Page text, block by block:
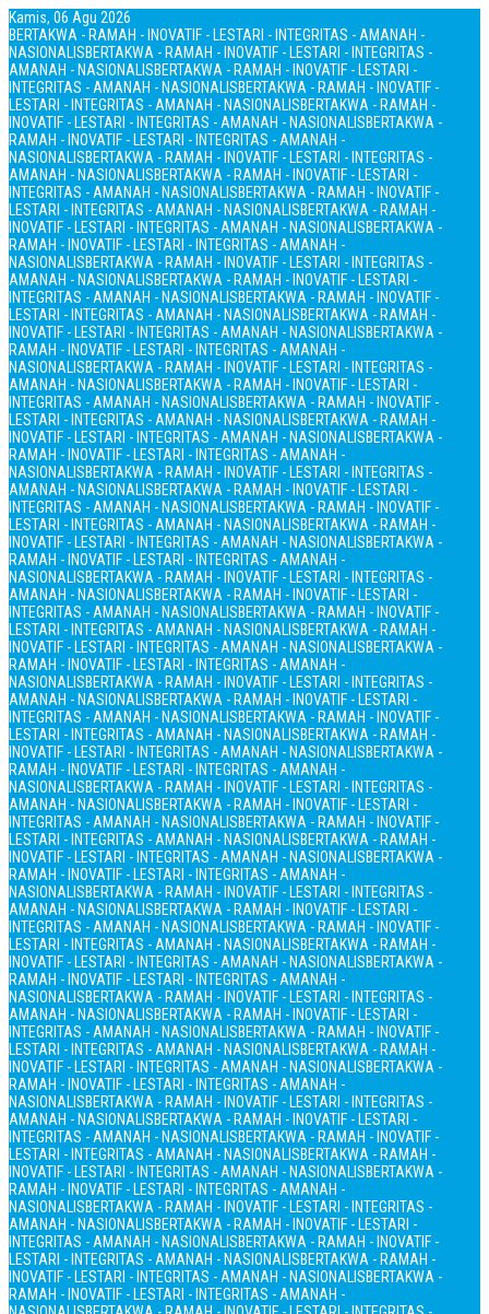
Kamis, 06 Agu 2026
BERTAKWA - RAMAH - INOVATIF - LESTARI - INTEGRITAS - AMANAH -
NASIONALISBERTAKWA - RAMAH - INOVATIF - LESTARI - INTEGRITAS -
AMANAH - NASIONALISBERTAKWA - RAMAH - INOVATIF - LESTARI -
INTEGRITAS - AMANAH - NASIONALISBERTAKWA - RAMAH - INOVATIF -
LESTARI - INTEGRITAS - AMANAH - NASIONALISBERTAKWA - RAMAH -
INOVATIF - LESTARI - INTEGRITAS - AMANAH - NASIONALISBERTAKWA -
RAMAH - INOVATIF - LESTARI - INTEGRITAS - AMANAH -
NASIONALISBERTAKWA - RAMAH - INOVATIF - LESTARI - INTEGRITAS -
AMANAH - NASIONALISBERTAKWA - RAMAH - INOVATIF - LESTARI -
INTEGRITAS - AMANAH - NASIONALISBERTAKWA - RAMAH - INOVATIF -
LESTARI - INTEGRITAS - AMANAH - NASIONALISBERTAKWA - RAMAH -
INOVATIF - LESTARI - INTEGRITAS - AMANAH - NASIONALISBERTAKWA -
RAMAH - INOVATIF - LESTARI - INTEGRITAS - AMANAH -
NASIONALISBERTAKWA - RAMAH - INOVATIF - LESTARI - INTEGRITAS -
AMANAH - NASIONALISBERTAKWA - RAMAH - INOVATIF - LESTARI -
INTEGRITAS - AMANAH - NASIONALISBERTAKWA - RAMAH - INOVATIF -
LESTARI - INTEGRITAS - AMANAH - NASIONALISBERTAKWA - RAMAH -
INOVATIF - LESTARI - INTEGRITAS - AMANAH - NASIONALISBERTAKWA -
RAMAH - INOVATIF - LESTARI - INTEGRITAS - AMANAH -
NASIONALISBERTAKWA - RAMAH - INOVATIF - LESTARI - INTEGRITAS -
AMANAH - NASIONALISBERTAKWA - RAMAH - INOVATIF - LESTARI -
INTEGRITAS - AMANAH - NASIONALISBERTAKWA - RAMAH - INOVATIF -
LESTARI - INTEGRITAS - AMANAH - NASIONALISBERTAKWA - RAMAH -
INOVATIF - LESTARI - INTEGRITAS - AMANAH - NASIONALISBERTAKWA -
RAMAH - INOVATIF - LESTARI - INTEGRITAS - AMANAH -
NASIONALISBERTAKWA - RAMAH - INOVATIF - LESTARI - INTEGRITAS -
AMANAH - NASIONALISBERTAKWA - RAMAH - INOVATIF - LESTARI -
INTEGRITAS - AMANAH - NASIONALISBERTAKWA - RAMAH - INOVATIF -
LESTARI - INTEGRITAS - AMANAH - NASIONALISBERTAKWA - RAMAH -
INOVATIF - LESTARI - INTEGRITAS - AMANAH - NASIONALISBERTAKWA -
RAMAH - INOVATIF - LESTARI - INTEGRITAS - AMANAH -
NASIONALISBERTAKWA - RAMAH - INOVATIF - LESTARI - INTEGRITAS -
AMANAH - NASIONALISBERTAKWA - RAMAH - INOVATIF - LESTARI -
INTEGRITAS - AMANAH - NASIONALISBERTAKWA - RAMAH - INOVATIF -
LESTARI - INTEGRITAS - AMANAH - NASIONALISBERTAKWA - RAMAH -
INOVATIF - LESTARI - INTEGRITAS - AMANAH - NASIONALISBERTAKWA -
RAMAH - INOVATIF - LESTARI - INTEGRITAS - AMANAH -
NASIONALISBERTAKWA - RAMAH - INOVATIF - LESTARI - INTEGRITAS -
AMANAH - NASIONALISBERTAKWA - RAMAH - INOVATIF - LESTARI -
INTEGRITAS - AMANAH - NASIONALISBERTAKWA - RAMAH - INOVATIF -
LESTARI - INTEGRITAS - AMANAH - NASIONALISBERTAKWA - RAMAH -
INOVATIF - LESTARI - INTEGRITAS - AMANAH - NASIONALISBERTAKWA -
RAMAH - INOVATIF - LESTARI - INTEGRITAS - AMANAH -
NASIONALISBERTAKWA - RAMAH - INOVATIF - LESTARI - INTEGRITAS -
AMANAH - NASIONALISBERTAKWA - RAMAH - INOVATIF - LESTARI -
INTEGRITAS - AMANAH - NASIONALISBERTAKWA - RAMAH - INOVATIF -
LESTARI - INTEGRITAS - AMANAH - NASIONALISBERTAKWA - RAMAH -
INOVATIF - LESTARI - INTEGRITAS - AMANAH - NASIONALISBERTAKWA -
RAMAH - INOVATIF - LESTARI - INTEGRITAS - AMANAH -
NASIONALISBERTAKWA - RAMAH - INOVATIF - LESTARI - INTEGRITAS -
AMANAH - NASIONALISBERTAKWA - RAMAH - INOVATIF - LESTARI -
INTEGRITAS - AMANAH - NASIONALISBERTAKWA - RAMAH - INOVATIF -
LESTARI - INTEGRITAS - AMANAH - NASIONALISBERTAKWA - RAMAH -
INOVATIF - LESTARI - INTEGRITAS - AMANAH - NASIONALISBERTAKWA -
RAMAH - INOVATIF - LESTARI - INTEGRITAS - AMANAH -
NASIONALISBERTAKWA - RAMAH - INOVATIF - LESTARI - INTEGRITAS -
AMANAH - NASIONALISBERTAKWA - RAMAH - INOVATIF - LESTARI -
INTEGRITAS - AMANAH - NASIONALISBERTAKWA - RAMAH - INOVATIF -
LESTARI - INTEGRITAS - AMANAH - NASIONALISBERTAKWA - RAMAH -
INOVATIF - LESTARI - INTEGRITAS - AMANAH - NASIONALISBERTAKWA -
RAMAH - INOVATIF - LESTARI - INTEGRITAS - AMANAH -
NASIONALISBERTAKWA - RAMAH - INOVATIF - LESTARI - INTEGRITAS -
AMANAH - NASIONALISBERTAKWA - RAMAH - INOVATIF - LESTARI -
INTEGRITAS - AMANAH - NASIONALISBERTAKWA - RAMAH - INOVATIF -
LESTARI - INTEGRITAS - AMANAH - NASIONALISBERTAKWA - RAMAH -
INOVATIF - LESTARI - INTEGRITAS - AMANAH - NASIONALISBERTAKWA -
RAMAH - INOVATIF - LESTARI - INTEGRITAS - AMANAH -
NASIONALISBERTAKWA - RAMAH - INOVATIF - LESTARI - INTEGRITAS -
AMANAH - NASIONALISBERTAKWA - RAMAH - INOVATIF - LESTARI -
INTEGRITAS - AMANAH - NASIONALISBERTAKWA - RAMAH - INOVATIF -
LESTARI - INTEGRITAS - AMANAH - NASIONALISBERTAKWA - RAMAH -
INOVATIF - LESTARI - INTEGRITAS - AMANAH - NASIONALISBERTAKWA -
RAMAH - INOVATIF - LESTARI - INTEGRITAS - AMANAH -